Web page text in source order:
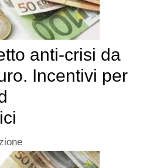
anti-crisi da
Incentivi per